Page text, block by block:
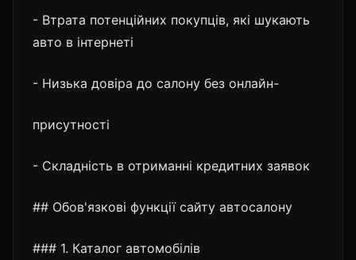
- Втрата потенційних покупців, які шукають
авто в інтернеті
- Низька довіра до салону без онлайн-
присутності
- Складність в отриманні кредитних заявок
## Обов'язкові функції сайту автосалону
### 1. Каталог автомобілів